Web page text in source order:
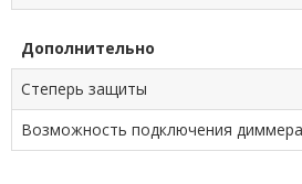
Дополнительно
Степерь защиты
Возможность подключения диммера